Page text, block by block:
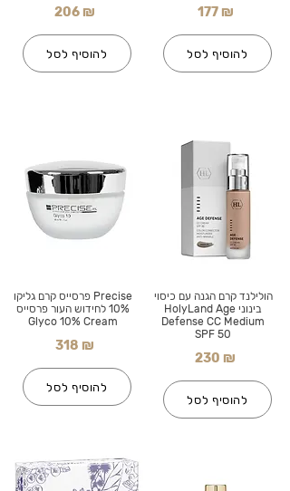
206 ₪
להוסיף לסל
Precise פרסייס קרם גליקו
10% לחידוש העור פרסייס
Glyco 10% Cream
318 ₪
להוסיף לסל
177 ₪
להוסיף לסל
הולילנד קרם הגנה עם כיסוי
בינוני HolyLand Age
Defense CC Medium
SPF 50
230 ₪
להוסיף לסל